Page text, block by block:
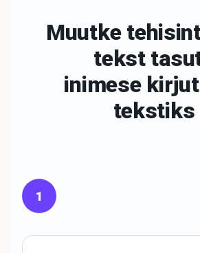
Muutke
tekst
inimese
tekstiks
1